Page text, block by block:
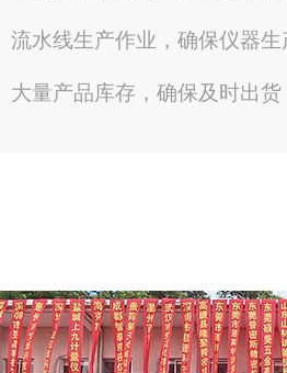
流水线生产作业，确保仪器生
大量产品库存，确保及时出货